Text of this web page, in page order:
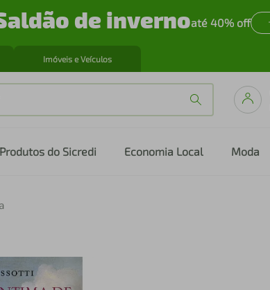
de invernoaté 40% off
Imóveis e Veículos
Produtos do Sicredi Economia Local Moda